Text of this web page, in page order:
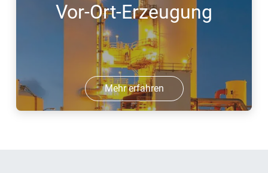
Vor-Ort-Erzeugung
Mehr erfahren